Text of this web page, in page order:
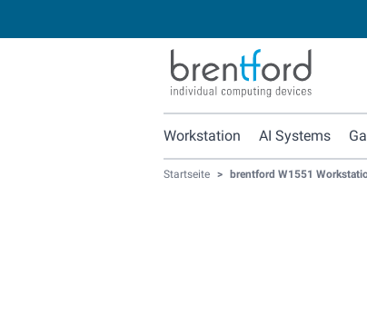
Workstation AI Systems
Startseite > brentford W1551